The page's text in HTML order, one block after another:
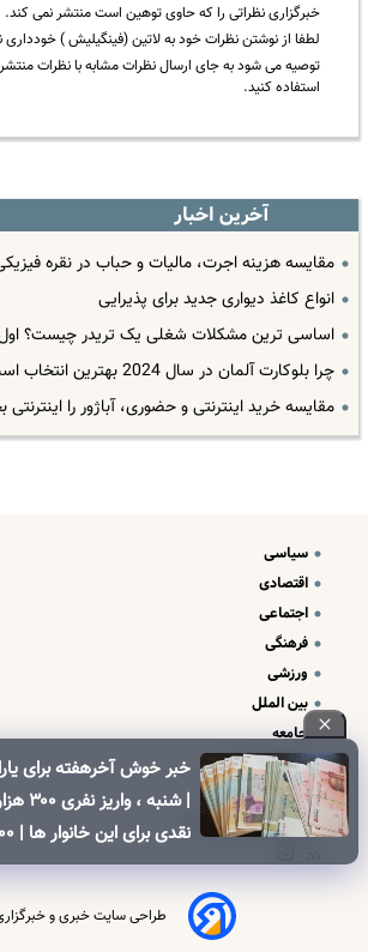
خبرگزاری نظراتی را که حاوی توهین است منتشر نمی کند.
لطفا از نوشتن نظرات خود به لاتین (فینگیلیش ) خودداری
توصیه می شود به جای ارسال نظرات مشابه با نظرات
استفاده کنید.
آخرین اخبار
مقایسه هزینه اجرت، مالیات و حباب در نقره
انواع کاغذ دیواری جدید برای پذیرایی
اساسی ترین مشکلات شغلی یک تریدر چیست؟ اول
چرا بلوکارت آلمان در سال 2024 بهترین انتخاب است؟
مقایسه خرید اینترنتی و حضوری، آباژور را
خبر خوش آخرهفته برای
| شنبه
کالابرگ برای خانوارهای
سیاسی
اقتصادی
اجتماعی
فرهنگی
ورزشی
بین الملل
جامعه
علم و فناوری
درباره ما
تبلیغات و تماس با ما
طراحی سایت خبری و